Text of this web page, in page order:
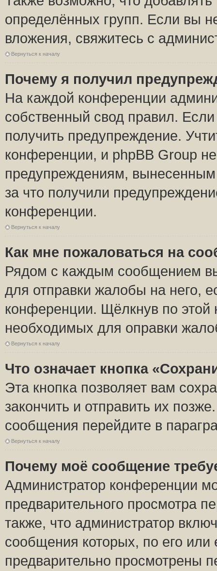
определённых групп. Если вы
вложения, свяжитесь с
Вернуться к началу
Почему я получил
На каждой конференции
собственный свод правил.
получить предупреждение.
конференции, и phpBB Group
предупреждениям,
за что получили
конференции.
Вернуться к началу
Как мне пожаловаться на
Рядом с каждым сообщением
для отправки жалобы на него,
конференции. Щёлкнув по этой
необходимых для оправки
Вернуться к началу
Что означает кнопка
Эта кнопка позволяет вам
закончить и отправить их
сообщения перейдите в
Вернуться к началу
Почему моё сообщение
Администратор конференции
предварительного просмотра
также, что администратор
сообщения которых, по его
предварительно просмотрены